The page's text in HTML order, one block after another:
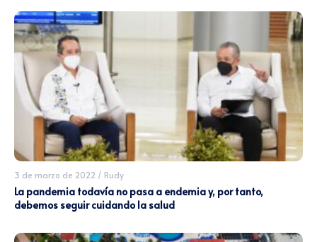
3 de marzo de 2022 / Rudy
La pandemia todavía no pasa a endemia y, por tanto,
debemos seguir cuidando la salud